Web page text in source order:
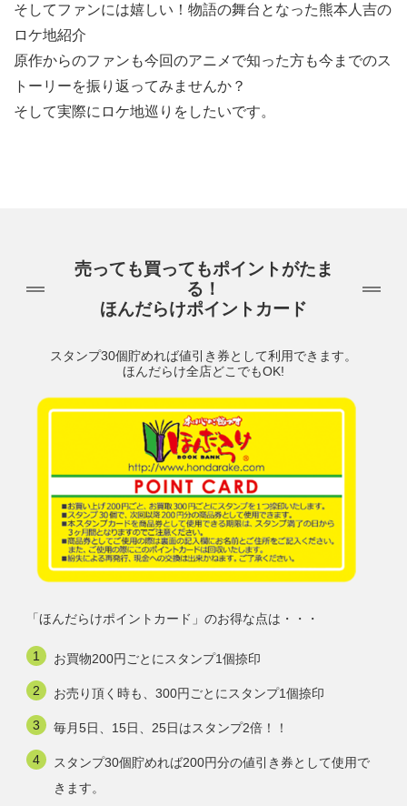
そしてファンには嬉しい！物語の舞台となった熊本人吉の
ロケ地紹介
原作からのファンも今回のアニメで知った方も今までのス
トーリーを振り返ってみませんか？
そして実際にロケ地巡りをしたいです。
売っても買ってもポイントがたま
る！
ほんだらけポイントカード
スタンプ30個貯めれば値引き券として利用できます。
ほんだらけ全店どこでもOK!
「ほんだらけポイントカード」のお得な点は・・・
お買物200円ごとにスタンプ1個捺印
お売り頂く時も、300円ごとにスタンプ1個捺印
毎月5日、15日、25日はスタンプ2倍！！
スタンプ30個貯めれば200円分の値引き券として使用で
きます。